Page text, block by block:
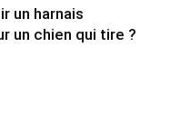
un harnais
un chien qui tire ?